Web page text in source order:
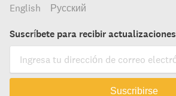
English Русский
Suscríbete para recibir actualizaciones
Suscribirse